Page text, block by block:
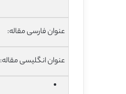
عنوان فارسی مقاله:
عنوان انگلیسی مقاله: